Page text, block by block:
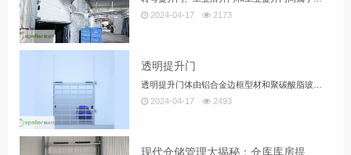
2024-04-17
2173
透明提升门
2024-04-17
2493